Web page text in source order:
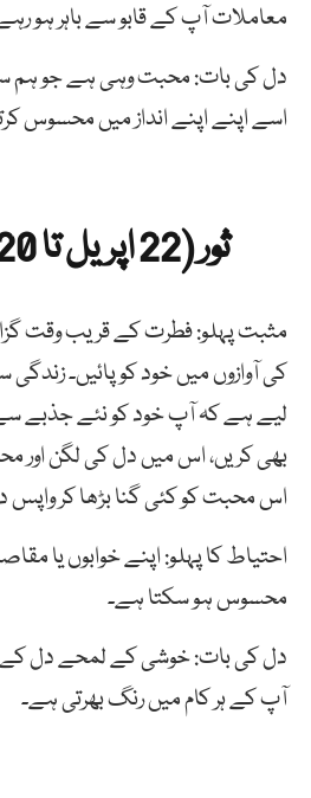
معاملات آپ کے قابو سے باہر ہو
دل کی بات: محبت وہی ہے جو ہم
اسے اپنے اپنے انداز میں محسوس
ثور (22 اپریل تا 20 مئی)
مثبت پہلو: فطرت کے قریب وقت
کی آوازوں میں خود کو پائیں۔
لیے ہے کہ آپ خود کو نئے جذبے
بھی کریں، اس میں دل کی لگن اور
اس محبت کو کئی گنا بڑھا کر
احتیاط کا پہلو: اپنے خوابوں یا
محسوس ہو سکتا ہے۔
دل کی بات: خوشی کے لمحے دل کے
آپ کے ہر کام میں رنگ بھرتی ہے۔